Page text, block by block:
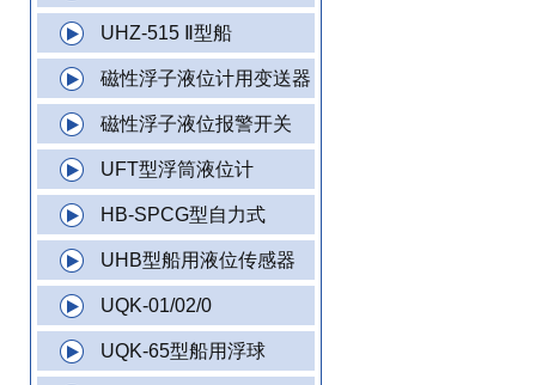
UHZ-515 Ⅱ型船
磁性浮子液位计用变送器
磁性浮子液位报警开关
UFT型浮筒液位计
HB-SPCG型自力式
UHB型船用液位传感器
UQK-01/02/0
UQK-65型船用浮球